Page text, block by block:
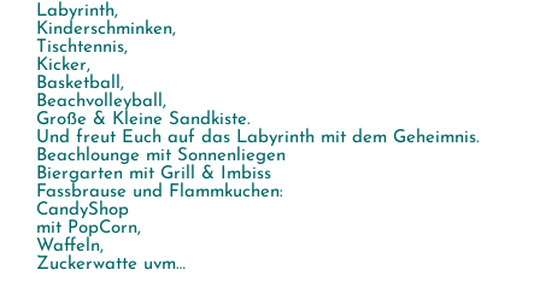
Labyrinth,
Kinderschminken,
Tischtennis,
Kicker,
Basketball,
Beachvolleyball,
Große & Kleine Sandkiste.
Und freut Euch auf das Labyrinth mit dem Geheimnis.
Beachlounge mit Sonnenliegen
Biergarten mit Grill & Imbiss
Fassbrause und Flammkuchen:
CandyShop
mit PopCorn,
Waffeln,
Zuckerwatte uvm…